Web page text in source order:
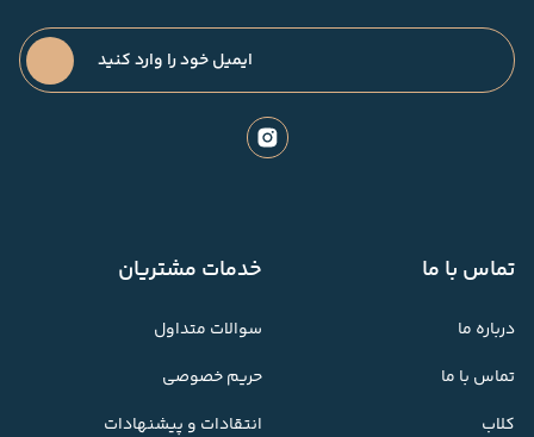
تماس با ما
درباره ما
تماس با ما
کلاب
خدمات مشتریان
سوالات متداول
حریم خصوصی
انتقادات و پیشنهادات